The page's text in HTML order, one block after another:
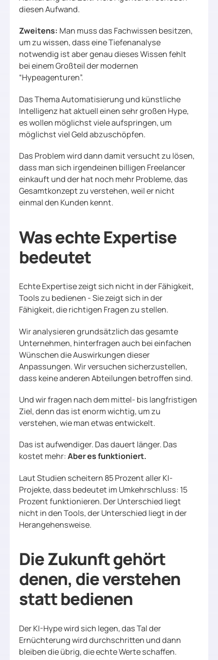
diesen Aufwand.
Zweitens: Man muss das Fachwissen besitzen,
um zu wissen, dass eine Tiefenanalyse
notwendig ist aber genau dieses Wissen fehlt
bei einem Großteil der modernen
“Hypeagenturen”.
Das Thema Automatisierung und künstliche
Intelligenz hat aktuell einen sehr großen Hype,
es wollen möglichst viele aufspringen, um
möglichst viel Geld abzuschöpfen.
Das Problem wird dann damit versucht zu lösen,
dass man sich irgendeinen billigen Freelancer
einkauft und der hat noch mehr Probleme, das
Gesamtkonzept zu verstehen, weil er nicht
einmal den Kunden kennt.
Was echte Expertise
bedeutet
Echte Expertise zeigt sich nicht in der Fähigkeit,
Tools zu bedienen - Sie zeigt sich in der
Fähigkeit, die richtigen Fragen zu stellen.
Wir analysieren grundsätzlich das gesamte
Unternehmen, hinterfragen auch bei einfachen
Wünschen die Auswirkungen dieser
Anpassungen. Wir versuchen sicherzustellen,
dass keine anderen Abteilungen betroffen sind.
Und wir fragen nach dem mittel- bis langfristigen
Ziel, denn das ist enorm wichtig, um zu
verstehen, wie man etwas entwickelt.
Das ist aufwendiger. Das dauert länger. Das
kostet mehr:Aber es funktioniert.
Laut Studien scheitern 85 Prozent aller KI-
Projekte, dass bedeutet im Umkehrschluss: 15
Prozent funktionieren. Der Unterschied liegt
nicht in den Tools, der Unterschied liegt in der
Herangehensweise.
Die Zukunft gehört
denen, die verstehen
statt bedienen
Der KI-Hype wird sich legen, das Tal der
Ernüchterung wird durchschritten und dann
bleiben die übrig, die echte Werte schaffen.